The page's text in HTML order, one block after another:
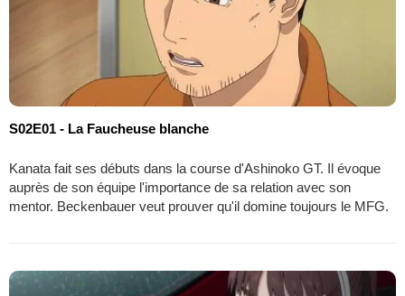
S02E01 - La Faucheuse blanche
Kanata fait ses débuts dans la course d'Ashinoko GT. Il évoque
auprès de son équipe l'importance de sa relation avec son
mentor. Beckenbauer veut prouver qu'il domine toujours le MFG.